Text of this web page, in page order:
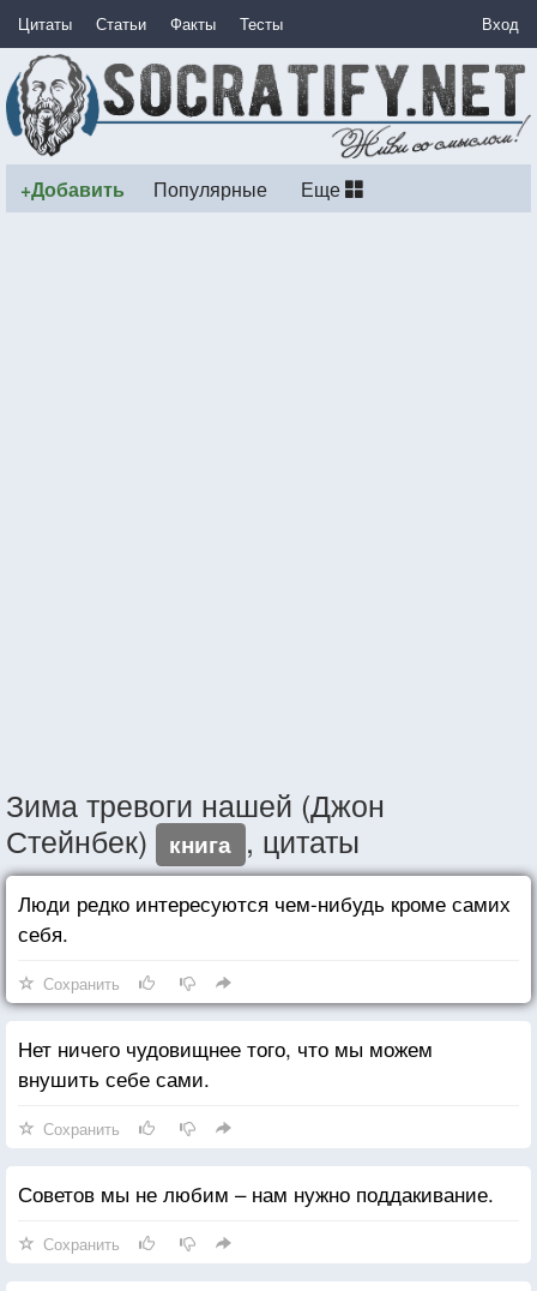
Цитаты Статьи Факты Тесты Вход
+Добавить Популярные Еще
Зима тревоги нашей (Джон
Стейнбек)
книга , цитаты
Люди редко интересуются чем-нибудь кроме самих
себя.
Сохранить
Нет ничего чудовищнее того, что мы можем
внушить себе сами.
Сохранить
Советов мы не любим – нам нужно поддакивание.
Сохранить